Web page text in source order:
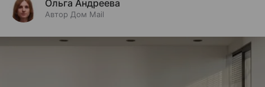
Ольга Андреева
Автор Дом Mail